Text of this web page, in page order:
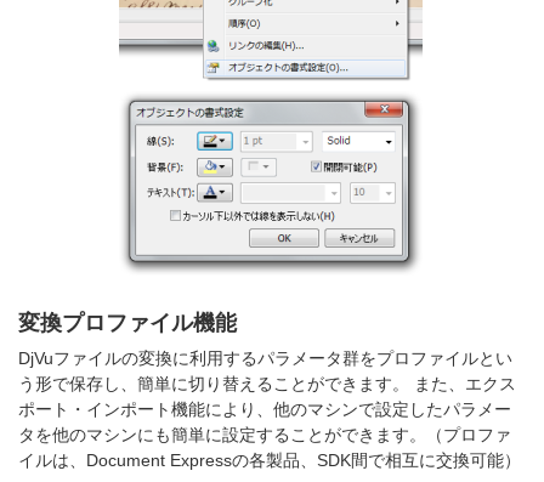
変換プロファイル機能
DjVuファイルの変換に利用するパラメータ群をプロファイルとい
う形で保存し、簡単に切り替えることができます。 また、エクス
ポート・インポート機能により、他のマシンで設定したパラメー
タを他のマシンにも簡単に設定することができます。（プロファ
イルは、Document Expressの各製品、SDK間で相互に交換可能）